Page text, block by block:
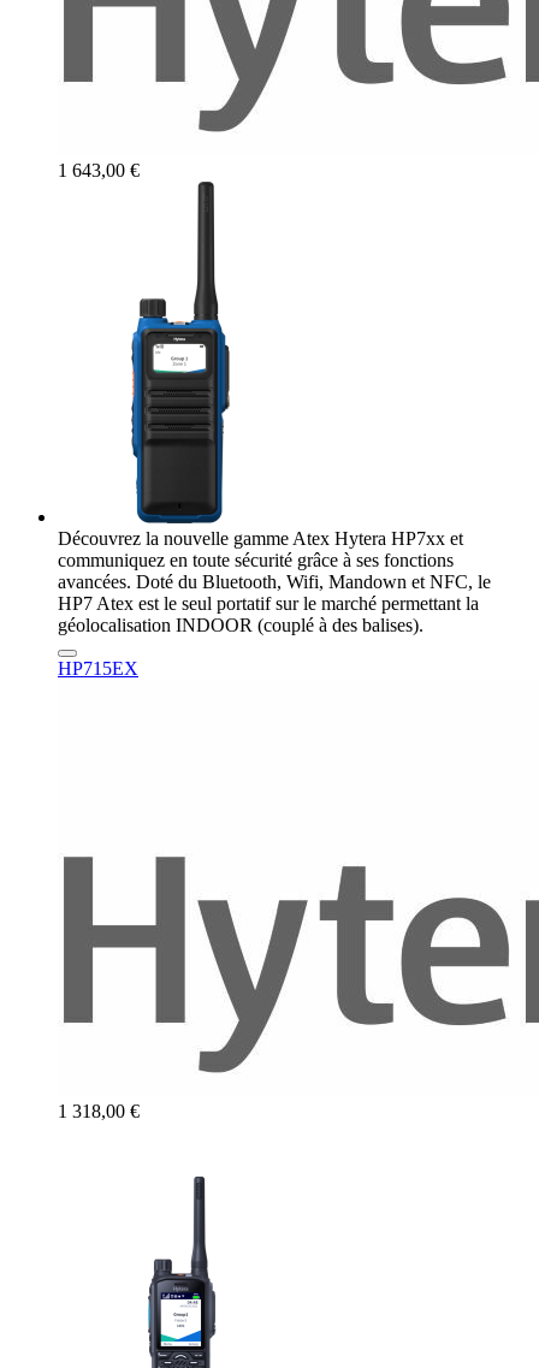
1 643,00 €
Découvrez la nouvelle gamme Atex Hytera HP7xx et
communiquez en toute sécurité grâce à ses fonctions
avancées. Doté du Bluetooth, Wifi, Mandown et NFC, le
HP7 Atex est le seul portatif sur le marché permettant la
géolocalisation INDOOR (couplé à des balises).
HP715EX
1 318,00 €